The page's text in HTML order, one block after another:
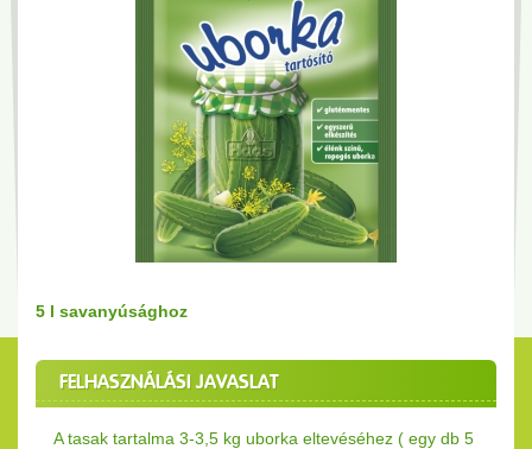
5 l savanyúsághoz
FELHASZNÁLÁSI JAVASLAT
A tasak tartalma 3-3,5 kg uborka eltevéséhez ( egy db 5